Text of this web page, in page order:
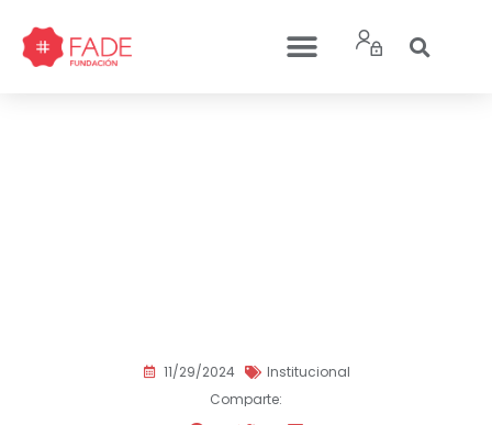
11/29/2024
Institucional
Comparte: